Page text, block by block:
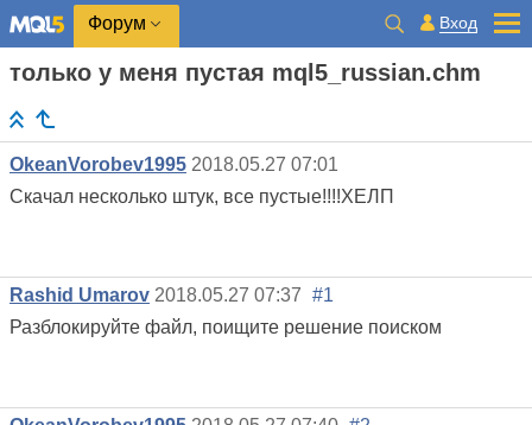
Форум Вход
только у меня пустая mql5_russian.chm
OkeanVorobev1995 2018.05.27 07:01
Скачал несколько штук, все пустые!!!!ХЕЛП
Rashid Umarov 2018.05.27 07:37 #1
Разблокируйте файл, поищите решение поиском